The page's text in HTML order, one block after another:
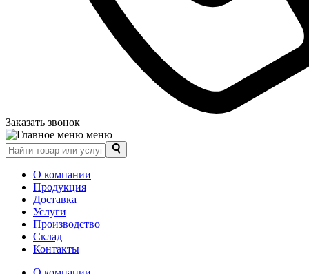
Заказать звонок
меню
О компании
Продукция
Доставка
Услуги
Производство
Склад
Контакты